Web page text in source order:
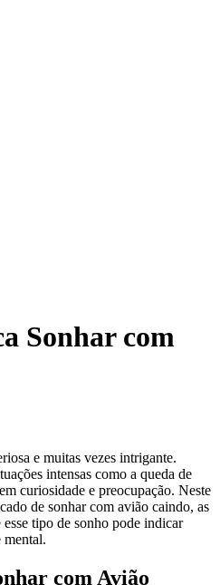
Sonhar com
e muitas vezes intrigante.
intensas como a queda de
curiosidade e preocupação. Neste
de sonhar com avião caindo, as
tipo de sonho pode indicar
mental.
com Avião